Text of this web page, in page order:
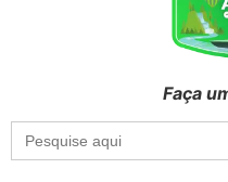
Faça
Search
for: